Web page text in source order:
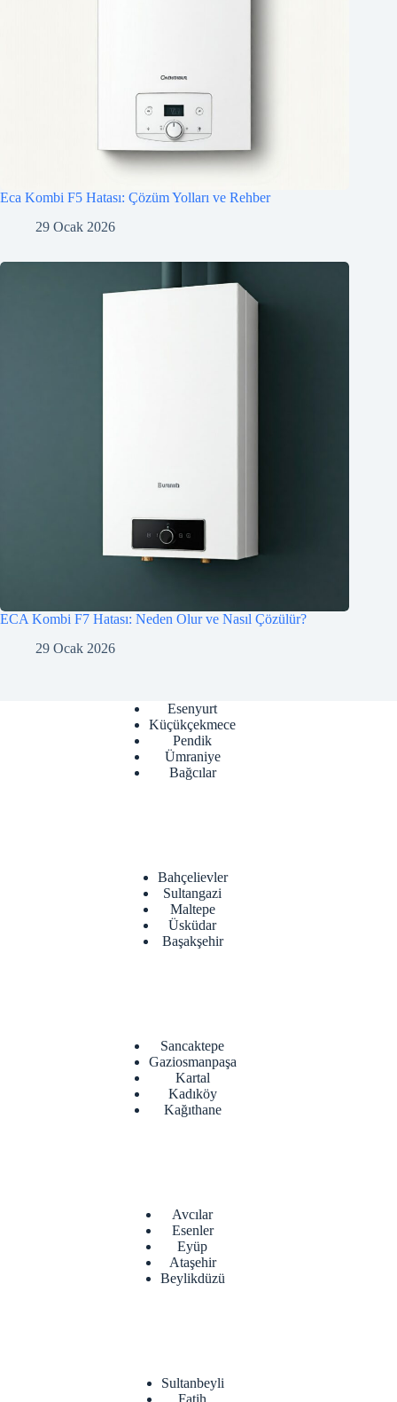
Eca Kombi F5 Hatası: Çözüm Yolları ve Rehber
29 Ocak 2026
ECA Kombi F7 Hatası: Neden Olur ve Nasıl Çözülür?
29 Ocak 2026
Esenyurt
Küçükçekmece
Pendik
Ümraniye
Bağcılar
Bahçelievler
Sultangazi
Maltepe
Üsküdar
Başakşehir
Sancaktepe
Gaziosmanpaşa
Kartal
Kadıköy
Kağıthane
Avcılar
Esenler
Eyüp
Ataşehir
Beylikdüzü
Sultanbeyli
Fatih